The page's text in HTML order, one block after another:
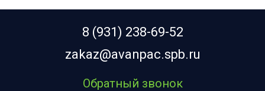
8 (931) 238-69-52
zakaz@avanpac.spb.ru
Обратный звонок